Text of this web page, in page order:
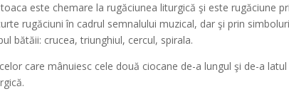
este chemare la rugăciunea liturgică şi este rugăciune
rugăciuni în cadrul semnalului muzical, dar şi prin
bătăii: crucea, triunghiul, cercul, spirala.
care mânuiesc cele două ciocane de-a lungul şi de-a latul